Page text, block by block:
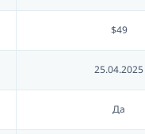
$49
25.04.2025
Да